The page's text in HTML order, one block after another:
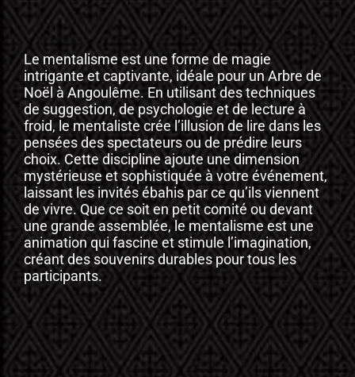
Le mentalisme est une forme de magie
intrigante et captivante, idéale pour un Arbre de
Noël à Angoulême. En utilisant des techniques
de suggestion, de psychologie et de lecture à
froid, le mentaliste crée l’illusion de lire dans les
pensées des spectateurs ou de prédire leurs
choix. Cette discipline ajoute une dimension
mystérieuse et sophistiquée à votre événement,
laissant les invités ébahis par ce qu’ils viennent
de vivre. Que ce soit en petit comité ou devant
une grande assemblée, le mentalisme est une
animation qui fascine et stimule l’imagination,
créant des souvenirs durables pour tous les
participants.